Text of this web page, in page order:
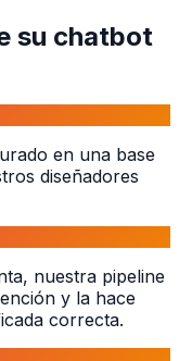
su chatbot
en una base
diseñadores
nuestra pipeline
y la hace
correcta.